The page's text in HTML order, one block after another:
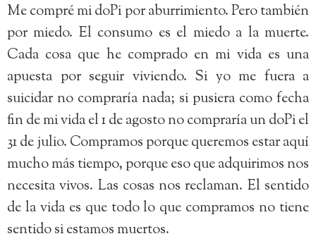
Me compré mi doPi por aburrimiento. Pero también
por miedo. El consumo es el miedo a la muerte.
Cada cosa que he comprado en mi vida es una
apuesta por seguir viviendo. Si yo me fuera a
suicidar no compraría nada; si pusiera como fecha
fin de mi vida el 1 de agosto no compraría un doPi el
31 de julio. Compramos porque queremos estar aquí
mucho más tiempo, porque eso que adquirimos nos
necesita vivos. Las cosas nos reclaman. El sentido
de la vida es que todo lo que compramos no tiene
sentido si estamos muertos.